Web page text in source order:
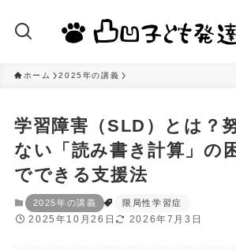
ホーム 2025年の講義
学習障害（SLD）とは？
ない「読み書き計算」の
でできる支援法
2025年の講義 限局性学習症
2025年10月26日 2026年7月3日